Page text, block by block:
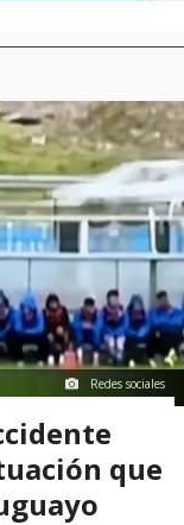
Redes sociales
que